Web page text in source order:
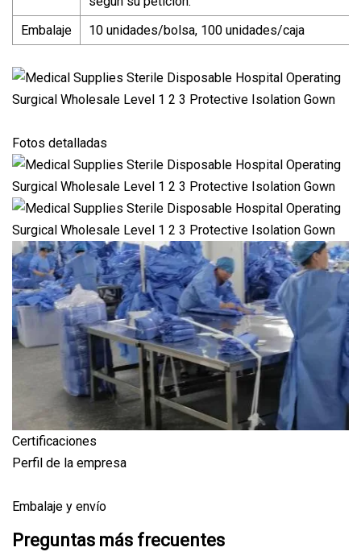
Embalaje
10 unidades/bolsa, 100 unidades/caja
Fotos detalladas
Certificaciones
Perfil de la empresa
Embalaje y envío
Preguntas más frecuentes